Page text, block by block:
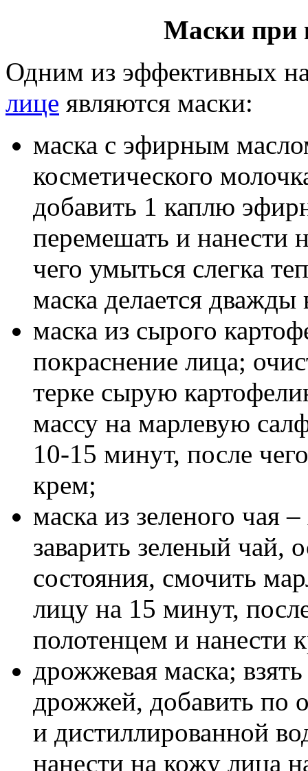
Маски при
Одним из эффективных
лице являются маски:
маска с эфирным
косметического
добавить 1 каплю
перемешать и нанести
чего умыться слегка
маска делается
маска из сырого
покраснение лица;
терке сырую
массу на марлевую
10-15 минут, после
крем;
маска из зеленого чая
заварить зеленый чай,
состояния, смочить
лицу на 15 минут,
полотенцем и нанести
дрожжевая маска;
дрожжей, добавить по
и дистиллированной
нанести на кожу лица